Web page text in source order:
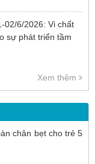
02/6/2026: Vi chất
sự phát triển tầm
Xem thêm
chân bẹt cho trẻ 5